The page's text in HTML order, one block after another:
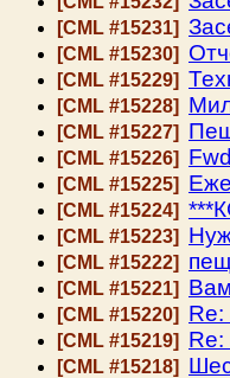
[CML #15231]
[CML #15230]
[CML #15229]
[CML #15228]
[CML #15227]
[CML #15226]
[CML #15225]
[CML #15224]
[CML #15223]
[CML #15222]
[CML #15221]
[CML #15220]
[CML #15219]
[CML #15218]